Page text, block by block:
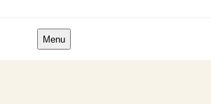
Menu